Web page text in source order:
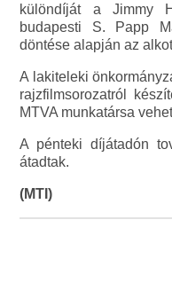
különdíját a Jimmy
budapesti S. Papp
döntése alapján az
A lakiteleki
rajzfilmsorozatról
MTVA munkatársa
A pénteki díjátadón
átadtak.
(MTI)